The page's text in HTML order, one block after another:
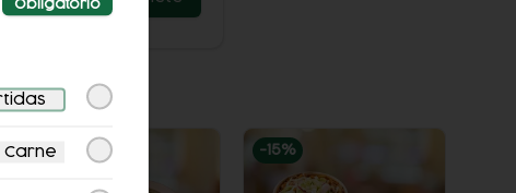
-19 -15%
Obligatorio